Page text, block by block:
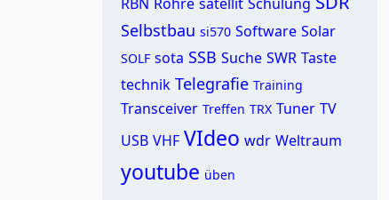
Selbstbau si570 Software Solar
SOLF sota SSB Suche SWR Taste
technik Telegrafie Training
Transceiver Treffen TRX Tuner TV
USB VHF VIdeo wdr Weltraum
youtube üben